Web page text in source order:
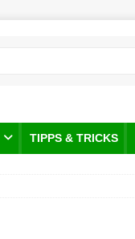
TIPPS & TRICKS